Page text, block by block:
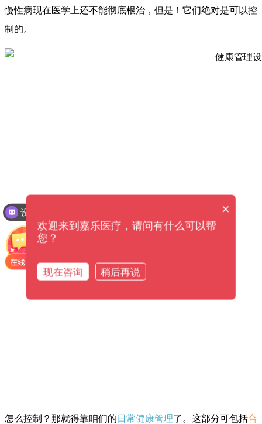
慢性病现在医学上还不能彻底根治，但是！它们绝对是可以控
制的。
怎么控制？那就得靠咱们的 日常健康管理了。这部分可包括合
设备价格是多少钱？ ×
欢迎来到嘉乐医疗，请问有什么可以帮
您？
现在咨询 稍后再说